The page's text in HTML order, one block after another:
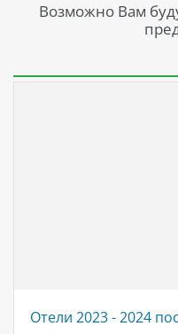
Возможно Вам
Отели 2023 - 2024